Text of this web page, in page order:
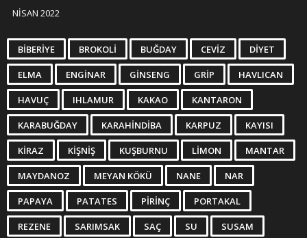
NISAN 2022
BIBERIYE BROKOLI BUĞDAY CEVIZ DIYET
ELMA ENGINAR GINSENG GRIP HAVLICAN
HAVUÇ IHLAMUR KAKAO KANTARON
KARABUĞDAY KARAHINDIBA KARPUZ KAYISI
KIRAZ KIŞNIŞ KUŞBURNU LIMON MANTAR
MAYDANOZ MEYAN KÖKÜ NANE NAR
PAPAYA PATATES PIRINÇ PORTAKAL
REZENE SARIMSAK SAÇ SU SUSAM